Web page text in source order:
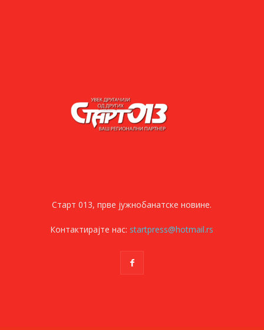
Старт 013, прве јужнобанатске новине.
Контактирајте нас: startpress@hotmail.rs